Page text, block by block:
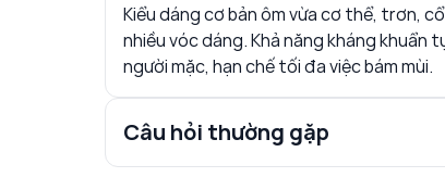
Kiểu dáng cơ bản ôm vừa cơ thể, trơn,
nhiều vóc dáng. Khả năng kháng
người mặc, hạn chế tối đa việc bám mùi.
Câu hỏi thường gặp